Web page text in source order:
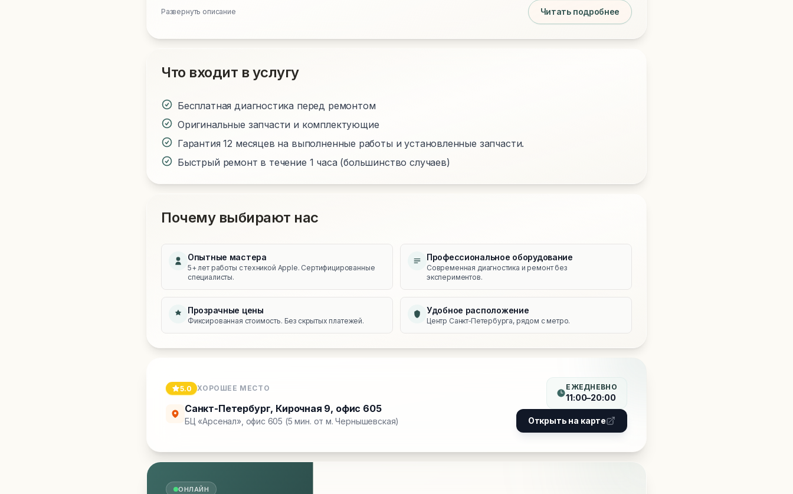
Развернуть описание Читать подробнее
Что входит в услугу
Бесплатная диагностика перед ремонтом
Оригинальные запчасти и комплектующие
Гарантия 12 месяцев на выполненные работы и установленные запчасти.
Быстрый ремонт в течение 1 часа (большинство случаев)
Почему выбирают нас
Опытные мастера
5+ лет работы с техникой Apple. Сертифицированные
специалисты.
Профессиональное оборудование
Современная диагностика и ремонт без
экспериментов.
Прозрачные цены
Фиксированная стоимость. Без скрытых платежей.
Удобное расположение
Центр Санкт‑Петербурга, рядом с метро.
5.0 ХОРОШЕЕ МЕСТО
Санкт-Петербург, Кирочная 9, офис 605
БЦ «Арсенал», офис 605 (5 мин. от м. Чернышевская)
ЕЖЕДНЕВНО
11:00–20:00
Открыть на карте
ОНЛАЙН